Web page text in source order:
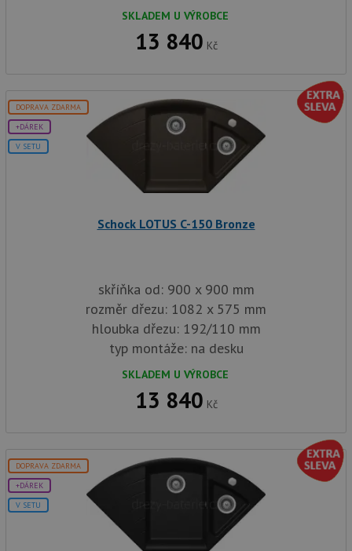
SKLADEM U VÝROBCE
13 840 Kč
DOPRAVA ZDARMA
+DÁREK
V SETU
Schock LOTUS C-150 Bronze
skříňka od: 900 x 900 mm
rozměr dřezu: 1082 x 575 mm
hloubka dřezu: 192/110 mm
typ montáže: na desku
SKLADEM U VÝROBCE
13 840 Kč
DOPRAVA ZDARMA
+DÁREK
V SETU